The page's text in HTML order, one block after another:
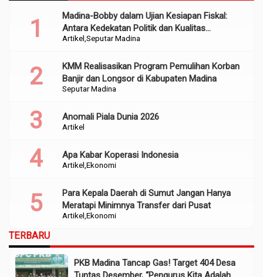
Artikel Seputar Madina
Madina-Bobby dalam Ujian Kesiapan Fiskal:
Antara Kedekatan Politik dan Kualitas
Perencanaan
Seputar Madina
KMM Realisasikan Program Pemulihan Korban
Banjir dan Longsor di Kabupaten Madina
Artikel
Anomali Piala Dunia 2026
Artikel Ekonomi
Apa Kabar Koperasi Indonesia
Artikel Ekonomi
Para Kepala Daerah di Sumut Jangan Hanya
Meratapi Minimnya Transfer dari Pusat
TERBARU
PKB Madina Tancap Gas! Target 404 Desa